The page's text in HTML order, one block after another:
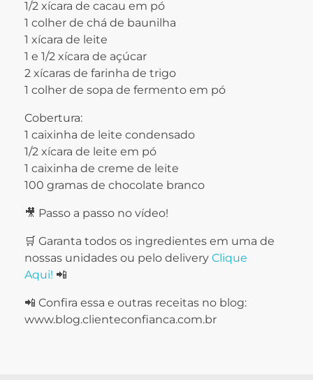
1/2 xícara de cacau em pó
1 colher de chá de baunilha
1 xícara de leite
1 e 1/2 xícara de açúcar
2 xícaras de farinha de trigo
1 colher de sopa de fermento em pó
Cobertura:
1 caixinha de leite condensado
1/2 xícara de leite em pó
1 caixinha de creme de leite
100 gramas de chocolate branco
🎥 Passo a passo no vídeo!
🛒 Garanta todos os ingredientes em uma de
nossas unidades ou pelo delivery Clique
Aqui! 📲
📲 Confira essa e outras receitas no blog:
www.blog.clienteconfianca.com.br